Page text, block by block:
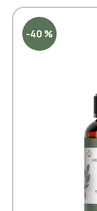
-40 %